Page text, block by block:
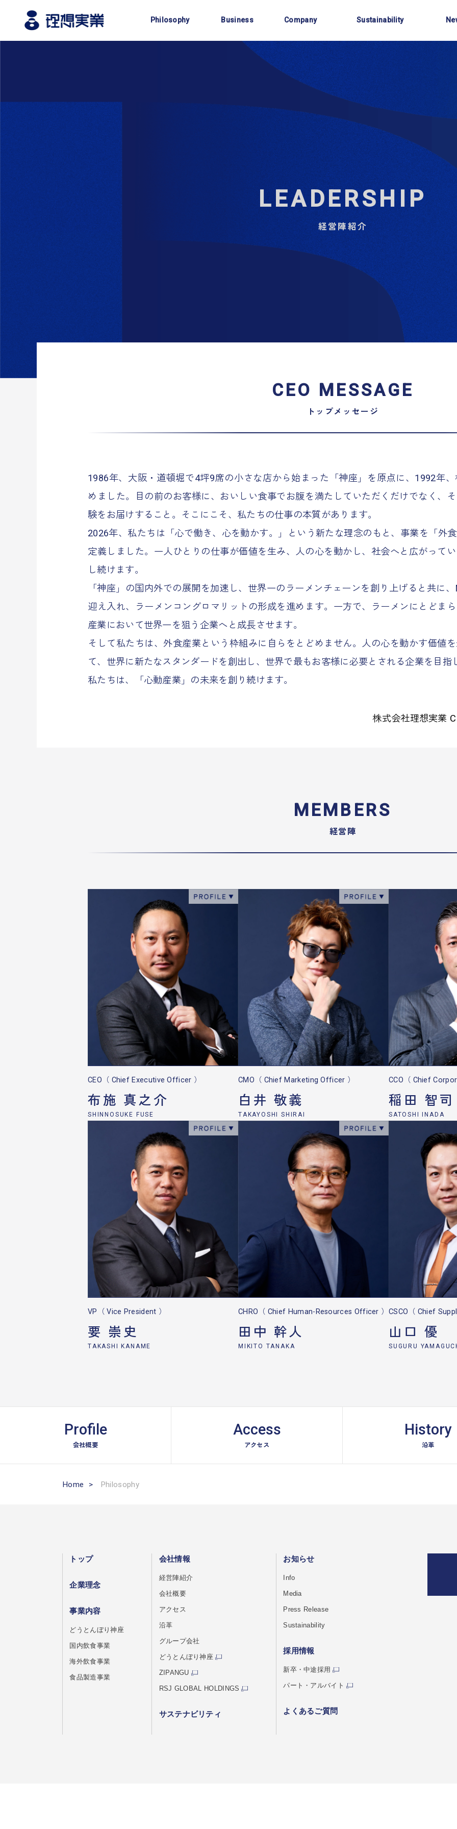
Philosophy
Business
Company
Sustainability
LEADERSHIP
経営陣紹介
CEO MESSAGE
トップメッセージ
1986年、大阪・道頓堀で4坪9席の小さな店から始まった「神座」を原点に、1992年
めました。目の前のお客様に、おいしい食事でお腹を満たしていただくだけでなく、
験をお届けすること。そこにこそ、私たちの仕事の本質があります。
2026年、私たちは「心で働き、心を動かす。」という新たな理念のもと、事業を「外
定義しました。一人ひとりの仕事が価値を生み、人の心を動かし、社会へと広がって
し続けます。
「神座」の国内外での展開を加速し、世界一のラーメンチェーンを創り上げると共に
迎え入れ、ラーメンコングロマリットの形成を進めます。一方で、ラーメンにとどま
産業において世界一を狙う企業へと成長させます。
そして私たちは、外食産業という枠組みに自らをとどめません。人の心を動かす価値
て、世界に新たなスタンダードを創出し、世界で最もお客様に必要とされる企業を目指
私たちは、「心動産業」の未来を創り続けます。
株式会社理想実業
MEMBERS
経営陣
CEO（ Chief Executive Officer ）
布施 真之介
SHINNOSUKE FUSE
CMO（ Chief Marketing Officer ）
白井 敬義
TAKAYOSHI SHIRAI
CCO（ Chief
稲田 智司
SATOSHI INADA
VP（ Vice President ）
要 崇史
TAKASHI KANAME
CHRO（ Chief Human-Resources Officer ）
田中 幹人
MIKITO TANAKA
CSCO（ Chief
山口 優
SUGURU
Profile
会社概要
Access
アクセス
History
沿革
Home > Philosophy
トップ
企業理念
事業内容
どうとんぼり神座
国内飲食事業
海外飲食事業
食品製造事業
会社情報
経営陣紹介
会社概要
アクセス
沿革
グループ会社
どうとんぼり神座
ZIPANGU
RSJ GLOBAL HOLDINGS
サステナビリティ
お知らせ
Info
Media
Press Release
Sustainability
採用情報
新卒・中途採用
パート・アルバイト
よくあるご質問